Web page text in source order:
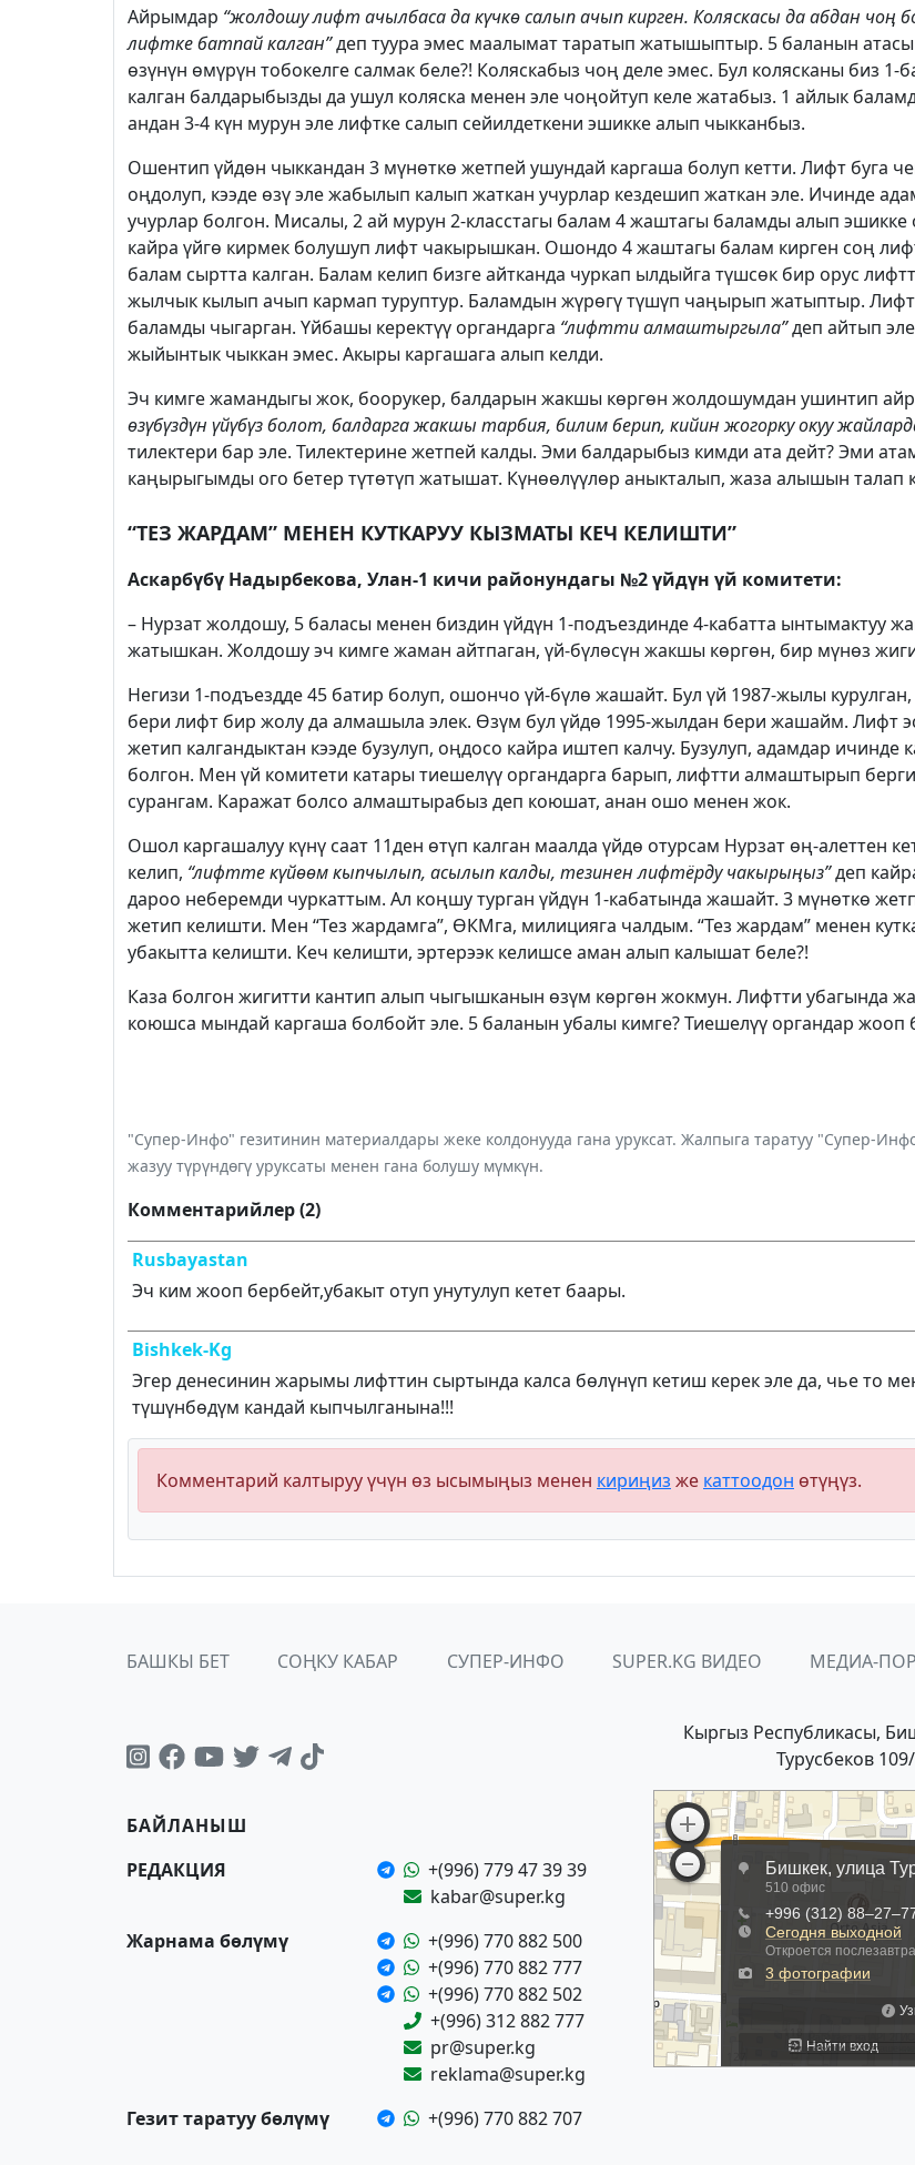
Айрымдар “жолдошу лифт ачылбаса да күчкө салып ачып кирген. Коляскасы да абдан чоң
лифтке батпай калган”деп туура эмес маалымат таратып жатышыптыр. 5 баланын
өзүнүн өмүрүн тобокелге салмак беле?! Коляскабыз чоң деле эмес. Бул колясканы биз 1-
калган балдарыбызды да ушул коляска менен эле чоңойтуп келе жатабыз. 1 айлык
андан 3-4 күн мурун эле лифтке салып сейилдеткени эшикке алып чыкканбыз.
Ошентип үйдөн чыккандан 3 мүнөткө жетпей ушундай каргаша болуп кетти. Лифт буга
оңдолуп, кээде өзү эле жабылып калып жаткан учурлар кездешип жаткан эле. Ичинде
учурлар болгон. Мисалы, 2 ай мурун 2-класстагы балам 4 жаштагы баламды алып
кайра үйгө кирмек болушуп лифт чакырышкан. Ошондо 4 жаштагы балам кирген соң
балам сыртта калган. Балам келип бизге айтканда чуркап ылдыйга түшсөк бир орус
жылчык кылып ачып кармап туруптур. Баламдын жүрөгү түшүп чаңырып жатыптыр.
баламды чыгарган. Үйбашы керектүү органдарга “лифтти алмаштыргыла”деп айтып
жыйынтык чыккан эмес. Акыры каргашага алып келди.
Эч кимге жамандыгы жок, боорукер, балдарын жакшы көргөн жолдошумдан ушинтип
өзүбүздүн үйүбүз болот, балдарга жакшы тарбия, билим берип, кийин жогорку окуу
тилектери бар эле. Тилектерине жетпей калды. Эми балдарыбыз кимди ата дейт? Эми
каңырыгымды ого бетер түтөтүп жатышат. Күнөөлүүлөр аныкталып, жаза алышын талап
“ТЕЗ ЖАРДАМ” МЕНЕН КУТКАРУУ КЫЗМАТЫ КЕЧ КЕЛИШТИ”
Аскарбүбү Надырбекова, Улан-1 кичи районундагы №2 үйдүн үй комитети:
– Нурзат жолдошу, 5 баласы менен биздин үйдүн 1-подъездинде 4-кабатта ынтымактуу
жатышкан. Жолдошу эч кимге жаман айтпаган, үй-бүлөсүн жакшы көргөн, бир мүнөз
Негизи 1-подъездде 45 батир болуп, ошончо үй-бүлө жашайт. Бул үй 1987-жылы
бери лифт бир жолу да алмашыла элек. Өзүм бул үйдө 1995-жылдан бери жашайм. Лифт
жетип калгандыктан кээде бузулуп, оңдосо кайра иштеп калчу. Бузулуп, адамдар ичинде
болгон. Мен үй комитети катары тиешелүү органдарга барып, лифтти алмаштырып
сурангам. Каражат болсо алмаштырабыз деп коюшат, анан ошо менен жок.
Ошол каргашалуу күнү саат 11ден өтүп калган маалда үйдө отурсам Нурзат өң-алеттен
келип, “лифтте күйөөм кыпчылып, асылып калды, тезинен лифтёрду чакырыңыз”деп
дароо неберемди чуркаттым. Ал коңшу турган үйдүн 1-кабатында жашайт. 3 мүнөткө
жетип келишти. Мен “Тез жардамга”, ӨКМга, милицияга чалдым. “Тез жардам” менен
убакытта келишти. Кеч келишти, эртерээк келишсе аман алып калышат беле?!
Каза болгон жигитти кантип алып чыгышканын өзүм көргөн жокмун. Лифтти убагында
коюшса мындай каргаша болбойт эле. 5 баланын убалы кимге? Тиешелүү органдар жооп
"Супер-Инфо" гезитинин материалдары жеке колдонууда гана уруксат. Жалпыга таратуу "Супер-
жазуу түрүндөгү уруксаты менен гана болушу мүмкүн.
Комментарийлер (2)
Rusbayastan
Эч ким жооп бербейт,убакыт отуп унутулуп кетет баары.
Bishkek-Kg
Эгер денесинин жарымы лифттин сыртында калса бөлүнүп кетиш керек эле да, чье то
түшүнбөдүм кандай кыпчылганына!!!
Комментарий калтыруу үчүн өз ысымыңыз менен кириңиз же каттоодон өтүңүз.
БАШКЫ БЕТ СОҢКУ КАБАР СУПЕР-ИНФО SUPER.KG ВИДЕО МЕДИА-
БАЙЛАНЫШ
РЕДАКЦИЯ
+(996) 779 47 39 39
kabar@super.kg
Жарнама бөлүмү
+(996) 770 882 500
+(996) 770 882 777
+(996) 770 882 502
+(996) 312 882 777
pr@super.kg
reklama@super.kg
Гезит таратуу бөлүмү
+(996) 770 882 707
Кыргыз Республикасы,
Турусбеков